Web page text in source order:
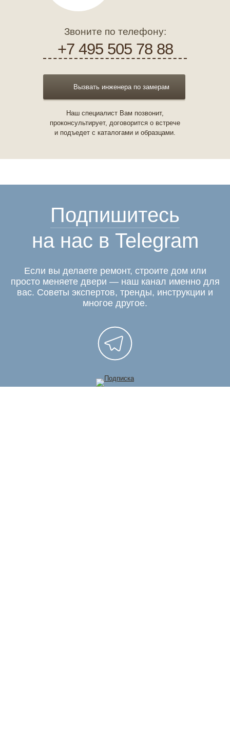
Звоните по телефону:
+7 495 505 78 88
Вызвать инженера по замерам
Наш специалист Вам позвонит,
проконсультирует, договорится о встрече
и подъедет с каталогами и образцами.
Подпишитесь
на нас в Telegram
Если вы делаете ремонт, строите дом или
просто меняете двери — наш канал именно для
вас. Советы экспертов, тренды, инструкции и
многое другое.